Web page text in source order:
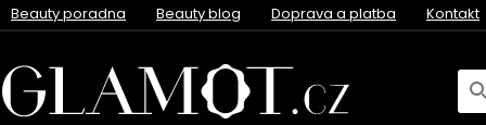
Beauty poradna Beauty blog Doprava a platba Kontakt